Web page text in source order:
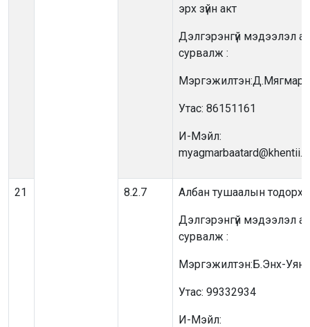
эрх зүйн акт
Дэлгэрэнгүй мэдээлэл
сурвалж :
Утас: 86151161
И-Мэйл:
21 8.2.7 Албан тушаалын
Дэлгэрэнгүй мэдээлэл
сурвалж :
Мэргэжилтэн:Б.Энх-
Утас: 99332934
И-Мэйл: